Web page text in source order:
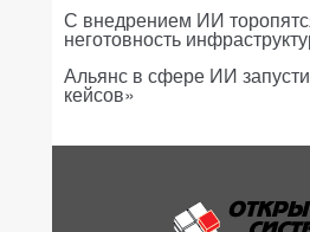
С внедрением ИИ
неготовность
Альянс в сфере ИИ
кейсов»